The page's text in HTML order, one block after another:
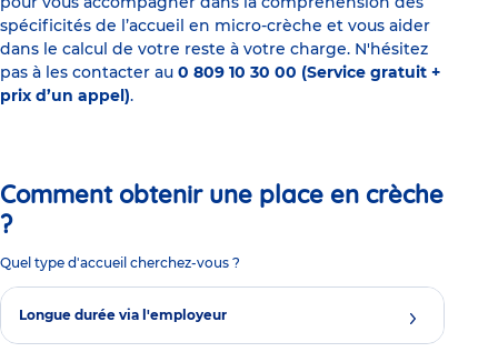
spécificités de l’accueil en micro-crèche et vous aider
dans le calcul de votre reste à votre charge. N'hésitez
pas à les contacter au 0 809 10 30 00 (Service gratuit +
prix d’un appel).
Comment obtenir une place en crèche
?
Quel type d'accueil cherchez-vous ?
Longue durée via l'employeur